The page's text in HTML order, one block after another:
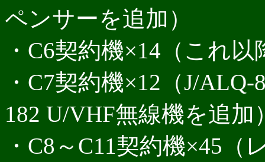
ペンサーを追加）
・C6契約機×14（これ
・C7契約機×12（J/
182 U/VHF無線機を追加
・C8～C11契約機×45（